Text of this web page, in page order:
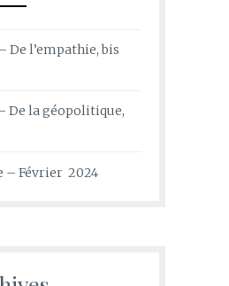
De l’empathie, bis
De la géopolitique,
– Février 2024